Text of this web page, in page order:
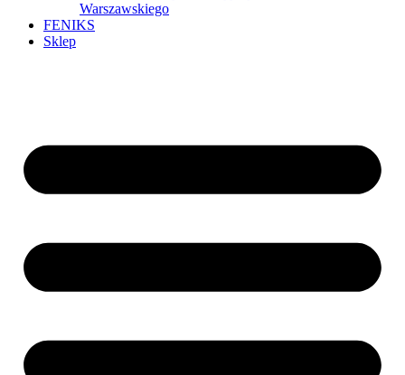
Warszawskiego
FENIKS
Sklep